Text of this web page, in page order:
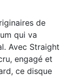
de
qui va
Avec Straight
engagé et
ce disque